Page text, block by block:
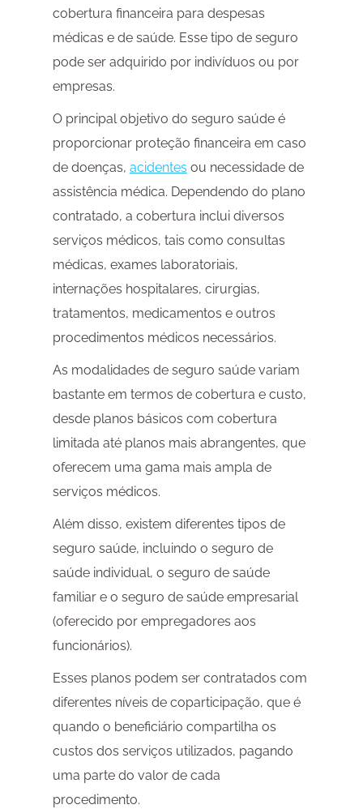
cobertura financeira para despesas
médicas e de saúde. Esse tipo de seguro
pode ser adquirido por indivíduos ou por
empresas.
O principal objetivo do seguro saúde é
proporcionar proteção financeira em caso
de doenças, acidentes ou necessidade de
assistência médica. Dependendo do plano
contratado, a cobertura inclui diversos
serviços médicos, tais como consultas
médicas, exames laboratoriais,
internações hospitalares, cirurgias,
tratamentos, medicamentos e outros
procedimentos médicos necessários.
As modalidades de seguro saúde variam
bastante em termos de cobertura e custo,
desde planos básicos com cobertura
limitada até planos mais abrangentes, que
oferecem uma gama mais ampla de
serviços médicos.
Além disso, existem diferentes tipos de
seguro saúde, incluindo o seguro de
saúde individual, o seguro de saúde
familiar e o seguro de saúde empresarial
(oferecido por empregadores aos
funcionários).
Esses planos podem ser contratados com
diferentes níveis de coparticipação, que é
quando o beneficiário compartilha os
custos dos serviços utilizados, pagando
uma parte do valor de cada
procedimento.